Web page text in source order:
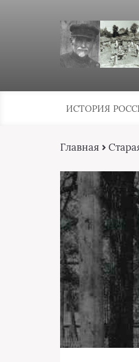
ИСТОРИЯ
Главная